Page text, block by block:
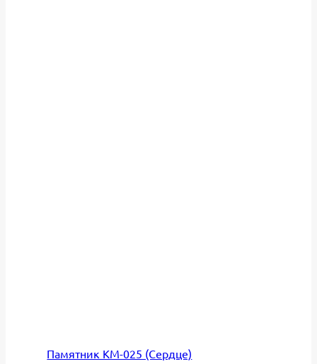
Памятник КМ-025 (Сердце)